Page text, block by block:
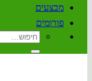
מבצעים
פורומים
חיפוש
עבור: